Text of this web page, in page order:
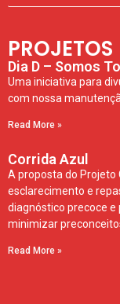
PROJETOS
Dia D – Somos
Uma iniciativa para
com nossa
Read More »
Corrida Azul
A proposta do Projeto
esclarecimento e
diagnóstico precoce
minimizar
Read More »